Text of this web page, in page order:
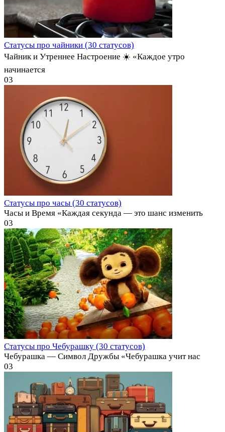
Статусы про чайники (30 статусов)
Чайник и Утреннее Настроение ☀️ «Каждое утро
начинается
03
Статусы про часы (30 статусов)
Часы и Время «Каждая секунда — это шанс изменить
03
Статусы про Чебурашку (30 статусов)
Чебурашка — Символ Дружбы «Чебурашка учит нас
03